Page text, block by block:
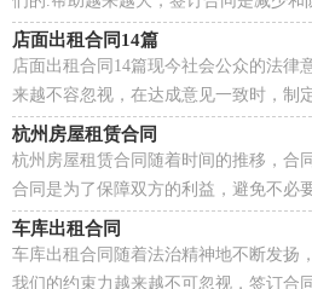
么我们拟定合同的时候需要注意什么问
店面出租合同14篇
店面出租合同14篇现今社会公众的法律
来越不容忽视，在达成意见一致时，制
那么一般合同是怎么起草的呢？下面是
杭州房屋租赁合同
杭州房屋租赁合同随着时间的推移，合
合同是为了保障双方的利益，避免不必
么起草的呢？以下是小编为大家收集的
车库出租合同
车库出租合同随着法治精神地不断发扬
我们的约束力越来越不可忽视，签订合